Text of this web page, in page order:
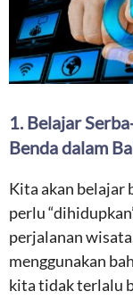
1. Belajar
Benda dalam
Kita akan belajar
perlu
perjalanan
menggunakan
kita tidak terlalu